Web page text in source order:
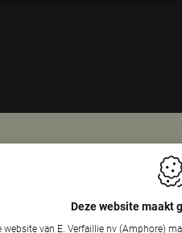
Nv (Amphore)Deze website maakt
website van E. Verfaillie nv (Amphore)